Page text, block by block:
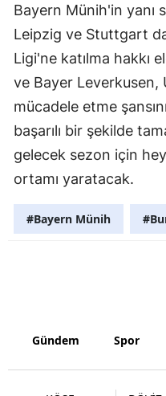
Bayern Münih'in yanı
Leipzig ve Stuttgart
Ligi'ne katılma hakkı
ve Bayer Leverkusen,
mücadele etme
başarılı bir şekilde
gelecek sezon için
ortamı yaratacak.
#Bayern Münih
Gündem Spor